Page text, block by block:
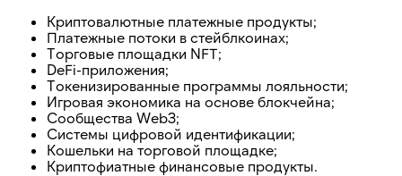
Криптовалютные платежные продукты;
Платежные потоки в стейблкоинах;
Торговые площадки NFT;
DeFi-приложения;
Токенизированные программы лояльности;
Игровая экономика на основе блокчейна;
Сообщества Web3;
Системы цифровой идентификации;
Кошельки на торговой площадке;
Криптофиатные финансовые продукты.